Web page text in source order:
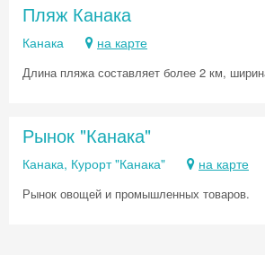
Пляж Канака
Канака на карте
Длина пляжа составляет более 2 км,
Рынок "Канака"
Канака, Курорт "Канака" на карте
Рынок овощей и промышленных товаров.